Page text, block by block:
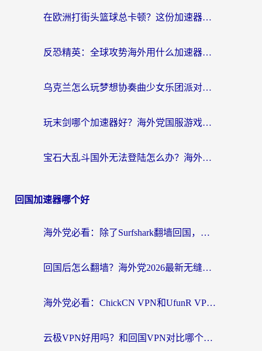
在欧洲打街头篮球总卡顿？这份加速器选择指南帮你解决延迟难题
反恐精英：全球攻势海外用什么加速器登录？海外党国服游戏畅玩指南
乌克兰怎么玩梦想协奏曲少女乐团派对？海外党国服游戏加速全攻略（附欧洲重生细胞荒野行动不卡技巧）
玩末剑哪个加速器好？海外党国服游戏畅玩终极指南（附3款热门游戏实测）
宝石大乱斗国外无法登陆怎么办？海外玩家专属加速指南（附穿越火线原野传说解决方案）
回国加速器哪个好
海外党必看：除了Surfshark翻墙回国，这些加速器选择技巧你真的懂吗？
回国后怎么翻墙？海外党2026最新无缝访问国内资源全攻略（附对比实测）
海外党必看：ChickCN VPN和UfunR VPN对比哪个回国效果更好？附实用选择指南
云极VPN好用吗？和回国VPN对比哪个回国效果更好？海外党亲测避坑指南